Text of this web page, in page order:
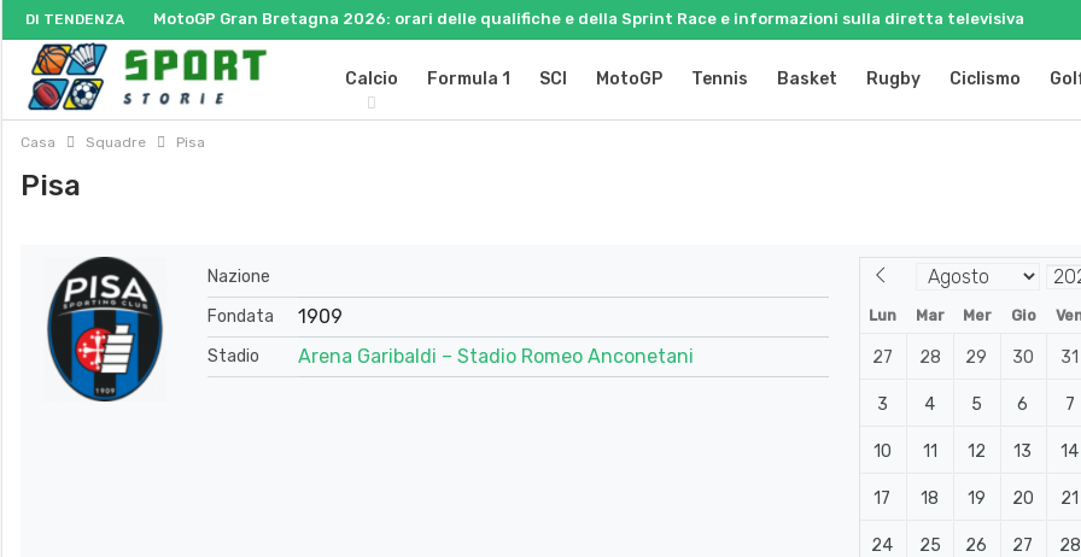
DI TENDENZA MotoGP Gran Bretagna 2026: orari delle qualifiche e della Sprint Race e informazioni sulla diretta televisiva
Calcio Formula 1 SCI MotoGP Tennis Basket Rugby Ciclismo
Casa Squadre Pisa
Pisa
Nazione
Fondata
1909
Stadio Arena Garibaldi – Stadio Romeo Anconetani
Lun Mar Mer Gio
27 28 29 30 31
3 4 5 6 7
10 11 12 13 14
17 18 19 20 21
24 25 26 27 28